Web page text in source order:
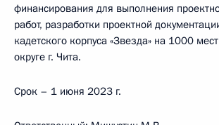
финансирования для выполнения
работ, разработки проектной
кадетского корпуса «Звезда» на 1000
округе г. Чита.
Срок – 1 июня 2023 г.